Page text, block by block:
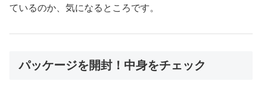
ているのか、気になるところです。
パッケージを開封！中身をチェック